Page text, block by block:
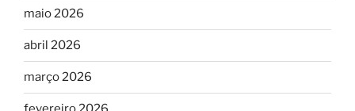
maio 2026
abril 2026
março 2026